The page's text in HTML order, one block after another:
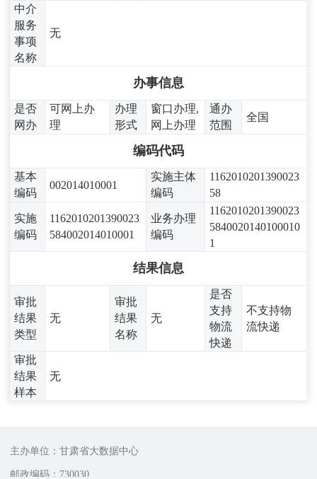
中介
服务
事项
名称
无
办事信息
是否
网办
可网上办
理
办理
形式
窗口办理,
网上办理
通办
范围
全国
编码代码
基本
编码
002014010001
实施主体
编码
1162010201390023
58
实施
编码
1162010201390023
584002014010001
业务办理
编码
1162010201390023
5840020140100010
1
结果信息
审批
结果
类型
无
审批
结果
名称
无
是否
支持
物流
快递
不支持物
流快递
审批
结果
样本
无
主办单位：甘肃省大数据中心
邮政编码：730030